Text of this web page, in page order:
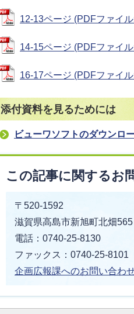
12-13ページ (PDFファイ
14-15ページ (PDFファイ
16-17ページ (PDFファイ
添付資料を見るためには
ビューワソフトのダウンロ
この記事に関するお
〒520-1592
滋賀県高島市新旭町北畑565
電話：0740-25-8130
ファックス：0740-25-8101
企画広報課へのお問い合わ